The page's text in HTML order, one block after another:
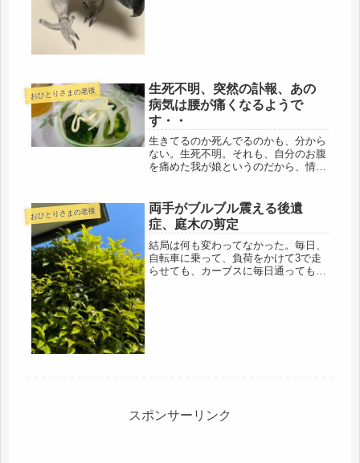
おひとりさまの老後
生死不明、突然の訃報、あの
病気は腰が痛くなるようで
す・・
生きてるのか死んでるのかも、分から
ない。生死不明。それも、自分のお腹
を痛めた我が娘というのだから、情け
ロッとしてニーサの問い合わせをして
きたので、こりゃ、心配していたら、
身...
おひとりさまの老後
両手がブルブル震える後遺
症、庭木の剪定
結局は何も変わってなかった。毎日、
自転車に乗って、負荷をかけて3で走
らせても、カーブスに毎日通っても、
スポンサーリンク